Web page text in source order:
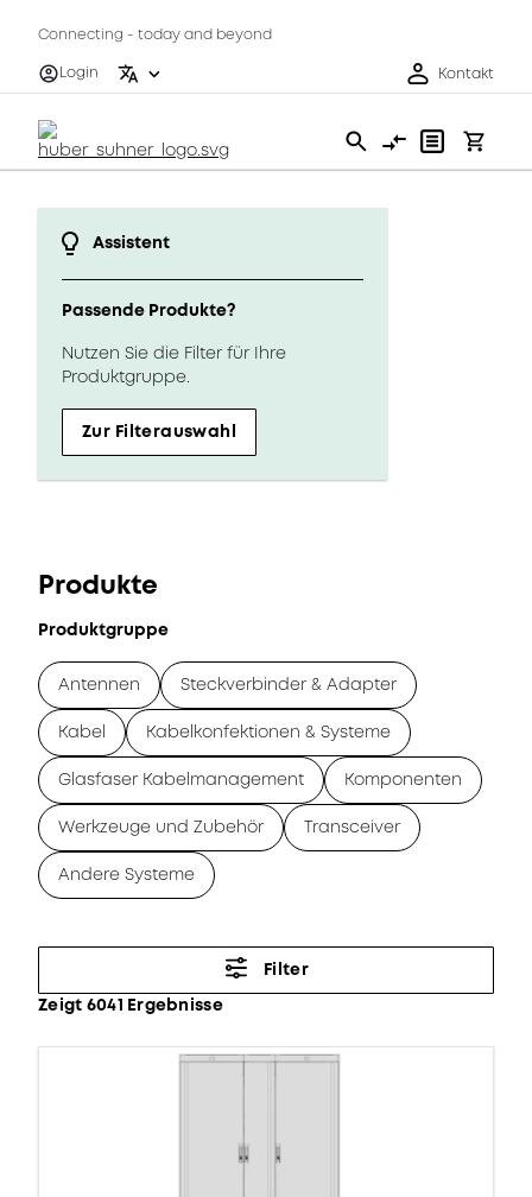
Connecting - today and beyond
Login
Kontakt
Assistent
Passende Produkte?
Nutzen Sie die Filter für Ihre
Produktgruppe.
Zur Filterauswahl
Produkte
Produktgruppe
Antennen Steckverbinder & Adapter
Kabel Kabelkonfektionen & Systeme
Glasfaser Kabelmanagement Komponenten
Werkzeuge und Zubehör Transceiver
Andere Systeme
Filter
Zeigt 6041 Ergebnisse